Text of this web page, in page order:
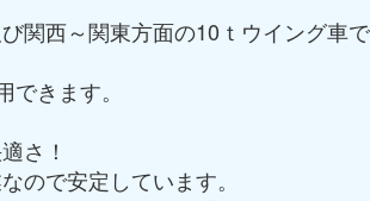
関西～関東方面の10ｔウイング車
きます。
さ！
で安定しています。